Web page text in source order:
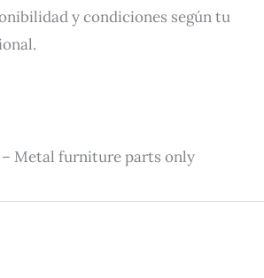
y condiciones según tu
– Metal furniture parts only